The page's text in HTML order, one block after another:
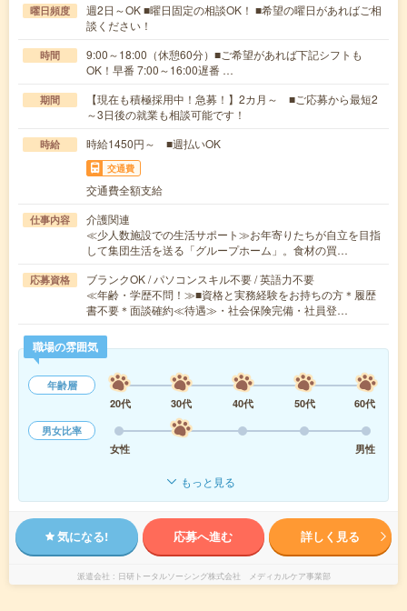
曜日頻度
週2日～OK ■曜日固定の相談OK！ ■希望の曜日があればご相
談ください！
時間
9:00～18:00（休憩60分）■ご希望があれば下記シフトも
OK！早番 7:00～16:00遅番 …
期間
【現在も積極採用中！急募！】2カ月～ ■ご応募から最短2
～3日後の就業も相談可能です！
時給 時給1450円～ ■週払いOK
交通費
交通費全額支給
仕事内容
介護関連
≪少人数施設での生活サポート≫お年寄りたちが自立を目指
して集団生活を送る「グループホーム」。食材の買…
応募資格
ブランクOK / パソコンスキル不要 / 英語力不要
≪年齢・学歴不問！≫■資格と実務経験をお持ちの方＊履歴
書不要＊面談確約≪待遇≫・社会保険完備・社員登…
職場の雰囲気
年齢層
20代
30代 40代 50代
60代
男女比率
女性
男性
もっと見る
気になる! 応募へ進む 詳しく見る
派遣会社 日研トータルソーシング株式会社 メディカルケア事業部